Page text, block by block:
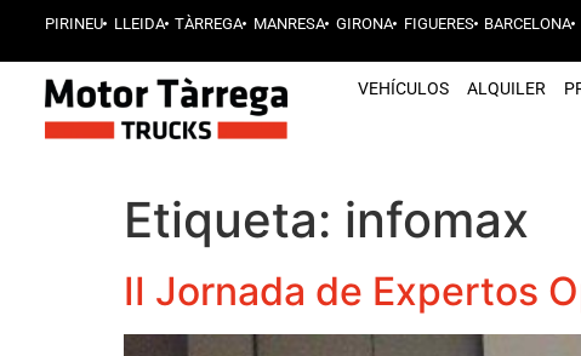
PIRINEU LLEIDA TÀRREGA MANRESA GIRONA FIGUERES BARCELONA
VEHÍCULOS ALQUILER
Etiqueta: infomax
II Jornada de Expertos